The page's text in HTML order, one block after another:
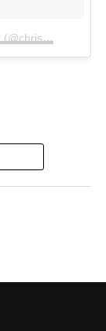
Une publication partagée par 💔🌕🏆 🔥 (@chrisbrownofficial)